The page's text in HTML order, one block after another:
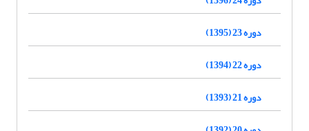
دوره 23 (1395)
دوره 22 (1394)
دوره 21 (1393)